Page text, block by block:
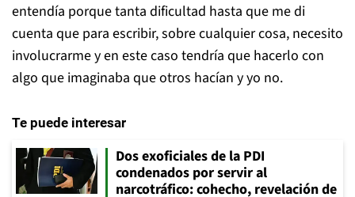
entendía porque tanta dificultad hasta que me di
cuenta que para escribir, sobre cualquier cosa, necesito
involucrarme y en este caso tendría que hacerlo con
algo que imaginaba que otros hacían y yo no.
Te puede interesar
Dos exoficiales de la PDI
condenados por servir al
narcotráfico: cohecho, revelación de